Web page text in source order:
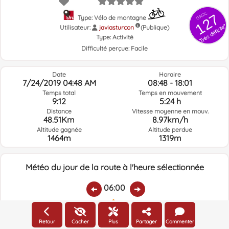
GRSIC
127
Très difficile"
Type: Vélo de montagne
Utilisateur:
javiasturcon
(Publique)
Type: Activité
Difficulté perçue: Facile
Date
7/24/2019 04:48 AM
Temps total
9:12
Distance
48.51Km
Altitude gagnée
1464m
Horaire
08:48 - 18:01
Temps en mouvement
5:24 h
Vitesse moyenne en mouv.
8.97km/h
Altitude perdue
1319m
Météo du jour de la route à l'heure sélectionnée
06:00
Température:
16.5ºC
Pluie:
0
Humidité relative:
96%
Vitesse vent:
4km/h
Direction vent:
Retour Cacher Plus Partager Commenter